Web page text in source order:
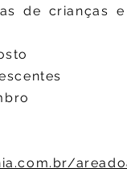
de crianças